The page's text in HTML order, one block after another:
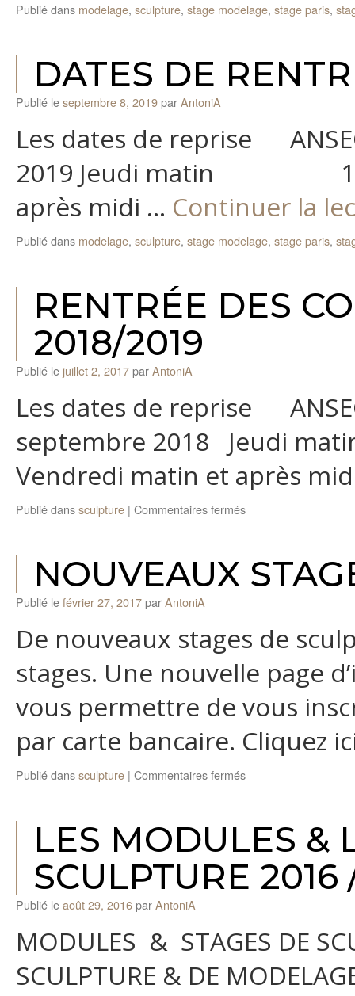
Publié dans modelage, sculpture, stage modelage, stage paris,
DATES DE
Publié leseptembre 8, 2019parAntoniA
Les dates de reprise
2019 Jeudi matin 12
après midi … Continuer la
Publié dans modelage, sculpture, stage modelage, stage paris,
RENTRÉE DES
2018/2019
Publié le juillet 2, 2017parAntoniA
Les dates de reprise
septembre 2018
Vendredi matin et après
Publié danssculpture | Commentaires ferméssur
de
sculpture
NOUVEAUX
Publié lefévrier 27, 2017parAntoniA
De nouveaux stages de
stages. Une nouvelle page
vous permettre de vous
par carte bancaire. Cliquez
Publié danssculpture | Commentaires ferméssur
sculpture
LES MODULES &
SCULPTURE 2016
Publié leaoût 29, 2016parAntoniA
MODULES & STAGES DE
SCULPTURE & DE